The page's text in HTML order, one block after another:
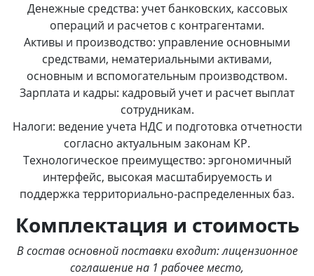
Денежные средства: учет банковских, кассовых
операций и расчетов с контрагентами.
Активы и производство: управление основными
средствами, нематериальными активами,
основным и вспомогательным производством.
Зарплата и кадры: кадровый учет и расчет выплат
сотрудникам.
Налоги: ведение учета НДС и подготовка отчетности
согласно актуальным законам КР.
Технологическое преимущество: эргономичный
интерфейс, высокая масштабируемость и
поддержка территориально-распределенных баз.
Комплектация и стоимость
В состав основной поставки входит: лицензионное
соглашение на 1 рабочее место,